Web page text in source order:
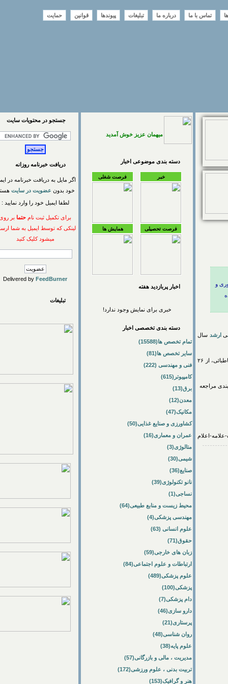
تماس با ما درباره ما تبلیغات پیوندها قوانین حمایت
سال
علامه‌طباطبائی، از ۲۶
مراجعه
میهمان عزیز خوش آمدید
دسته بندی موضوعی اخبار
فرصت شغلی
فرصت تحصیلی همایش ها
اخبار پربازديد هفته
خبری برای نمایش وجود ندارد!
دسته بندی تخصصی اخبار
تمام تخصص ها(15588)
سایر تخصص ها(81)
فنی و مهندسی (222)
کامپیوتر(615)
برق(13)
معدن(12)
مکانیک(47)
کشاورزی و صنایع غذایی(50)
عمران و معماری(16)
متالوژی(3)
شیمی(30)
صنایع(36)
نانو تکنولوژی(39)
نساجی(1)
محیط زیست و منابع طبیعی(64)
مهندسی پزشکی(4)
علوم انسانی (63)
حقوق(71)
زبان های خارجی(59)
ارتباطات و علوم اجتماعی(84)
علوم پزشکی(489)
پزشکی(100)
دام پزشکی(7)
دارو سازی(46)
پرستاری(21)
روان شناسی(48)
علوم پایه(38)
مدیریت ، مالی و بازرگانی(57)
تربیت بدنی ، علوم ورزشی(172)
هنر و گرافیک(153)
جستجو در محتويات سايت
دریافت خبرنامه روزانه
اگر مایل به دریافت خبرنامه در ایمیل
خود بدونعضویت در سایتهستید
لطفا ایمیل خود را وارد نمایید :
برای تکمیل ثبت نام حتمابر روی
لینکی که توسط ایمیل به شما ارسال
میشود کلیک کنید
Delivered byFeedBurner
تبلیغات